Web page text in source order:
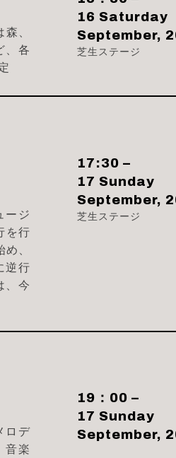
、
、各
16 Saturday
September,
芝生ステージ
ージ
を行
、
逆行
、今
17:30 –
17 Sunday
September,
芝生ステージ
ロデ
音楽
19：00 –
17 Sunday
September,